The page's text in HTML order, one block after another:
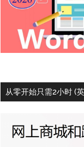
从零开始只需2小时 (